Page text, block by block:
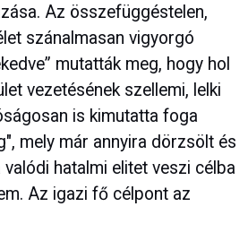
Az összefüggéstelen,
szánalmasan vigyorgó
mutatták meg, hogy hol
vezetésének szellemi, lelki
is kimutatta foga
mely már annyira dörzsölt és
hatalmi elitet veszi célba
Az igazi fő célpont az